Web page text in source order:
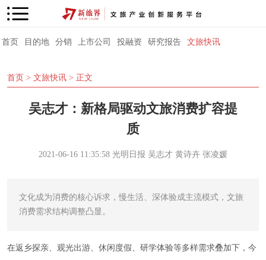
首页 目的地 分销 上市公司 投融资 研究报告 文旅快讯
首页 > 文旅快讯 > 正文
吴志才：新格局驱动文旅消费扩容提
质
2021-06-16 11:35:58 光明日报 吴志才 黄诗卉 张凌媛
文化成为消费的核心诉求，慢生活、深体验成主流模式，文旅
消费需求结构调整凸显。
在返乡探亲、观光出游、休闲度假、研学体验等多样需求叠加下，今